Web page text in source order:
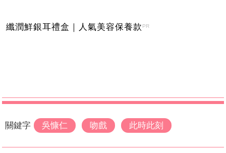
纖潤鮮銀耳禮盒｜人氣美容保養款 PR
關鍵字 吳慷仁 吻戲 此時此刻